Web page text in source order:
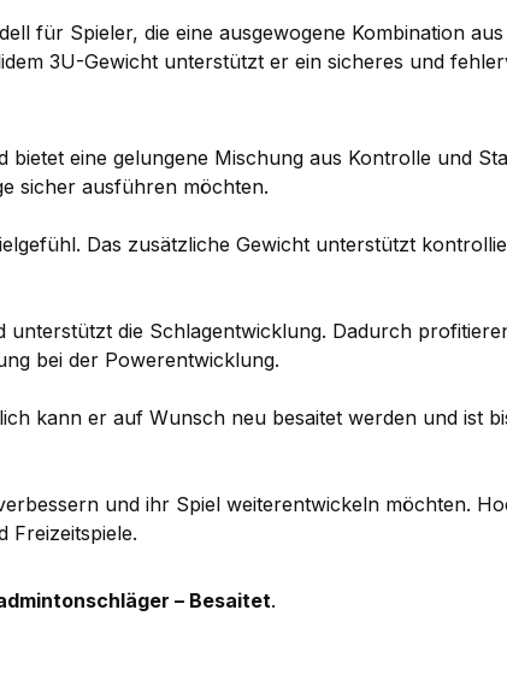
für Spieler, die eine ausgewogene Kombination
3U-Gewicht unterstützt er ein sicheres und
eine gelungene Mischung aus Kontrolle und
sicher ausführen möchten.
Das zusätzliche Gewicht unterstützt
die Schlagentwicklung. Dadurch
bei der Powerentwicklung.
kann er auf Wunsch neu besaitet werden und ist
und ihr Spiel weiterentwickeln möchten.
Freizeitspiele.
– Besaitet.